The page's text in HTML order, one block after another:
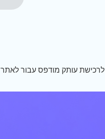
לרכישת עותק מודפס עבור לאתר